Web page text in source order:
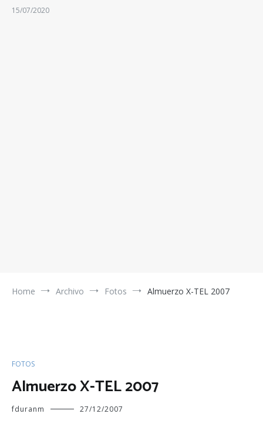
15/07/2020
Home Archivo Fotos Almuerzo X-TEL 2007
FOTOS
Almuerzo X-TEL 2007
fduranm 27/12/2007